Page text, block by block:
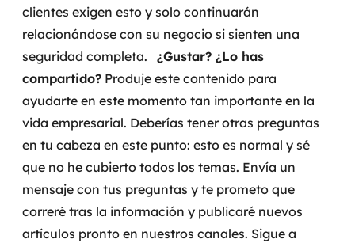
clientes exigen esto y solo continuarán
relacionándose con su negocio si sienten una
seguridad completa.
¿Gustar? ¿Lo has
compartido? Produje este contenido para
ayudarte en este momento tan importante en la
vida empresarial. Deberías tener otras preguntas
en tu cabeza en este punto: esto es normal y sé
que no he cubierto todos los temas. Envía un
mensaje con tus preguntas y te prometo que
correré tras la información y publicaré nuevos
artículos pronto en nuestros canales. Sigue a